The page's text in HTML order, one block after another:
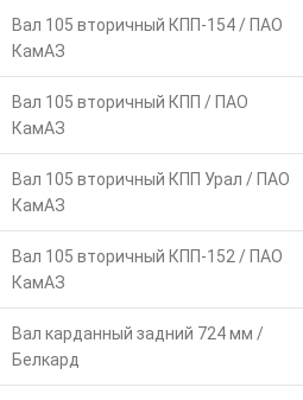
Вал 105 вторичный КПП-154 / ПАО
КамАЗ
Вал 105 вторичный КПП / ПАО
КамАЗ
Вал 105 вторичный КПП Урал / ПАО
КамАЗ
Вал 105 вторичный КПП-152 / ПАО
КамАЗ
Вал карданный задний 724 мм /
Белкард